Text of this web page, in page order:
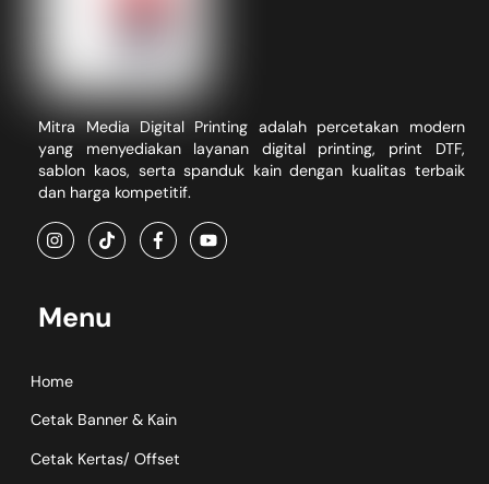
Mitra Media Digital Printing adalah percetakan modern
yang menyediakan layanan digital printing, print DTF,
sablon kaos, serta spanduk kain dengan kualitas terbaik
dan harga kompetitif.
Menu
Home
Cetak Banner & Kain
Cetak Kertas/ Offset